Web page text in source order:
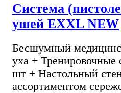
Система
ушей EXXL NEW
Бесшумный
уха + Тренировочные
шт + Настольный
ассортиментом